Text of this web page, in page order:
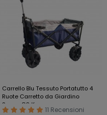
Carrello Blu Tessuto Portatutto 4
Ruote Carretto da Giardino
Spesa 80 Kg
11 Recensioni